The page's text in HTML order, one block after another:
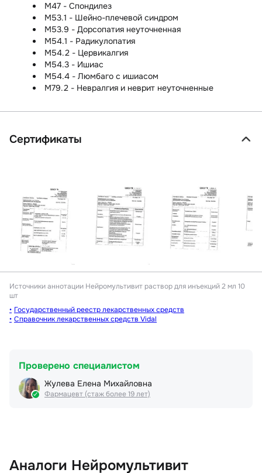
M47 - Спондилез
M53.1 - Шейно-плечевой синдром
M53.9 - Дорсопатия неуточненная
M54.1 - Радикулопатия
M54.2 - Цервикалгия
M54.3 - Ишиас
M54.4 - Люмбаго с ишиасом
M79.2 - Невралгия и неврит неуточненные
Сертификаты
Источники аннотации Нейромультивит раствор для инъекций 2 мл 10
шт
Государственный реестр лекарственных средств
Справочник лекарственных средств Vidal
Проверено специалистом
Жулева Елена Михайловна
Фармацевт (стаж более 19 лет)
Аналоги Нейромультивит